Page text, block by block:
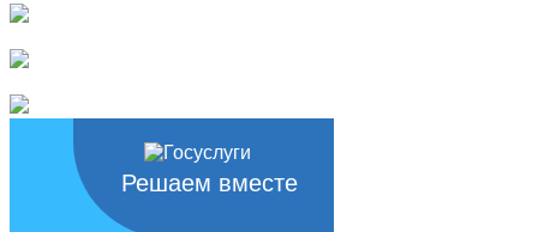
Решаем вместе